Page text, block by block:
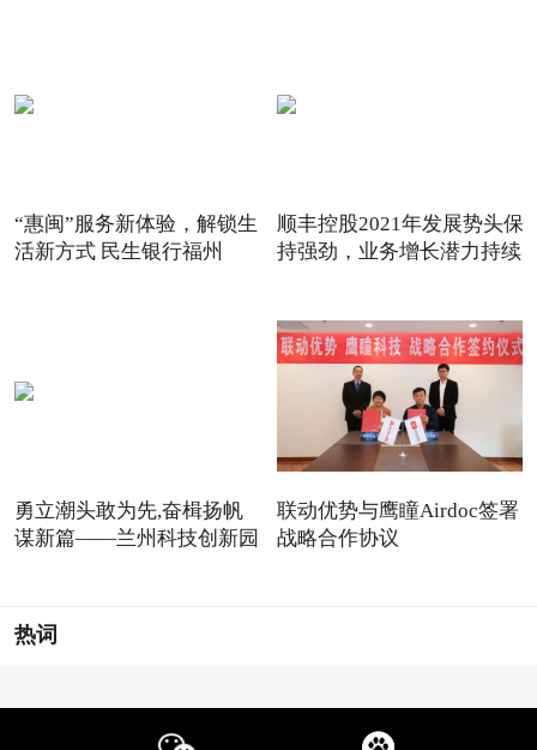
“惠闽”服务新体验，解锁生
活新方式 民生银行福州
顺丰控股2021年发展势头保
持强劲，业务增长潜力持续
勇立潮头敢为先,奋楫扬帆
谋新篇——兰州科技创新园
联动优势与鹰瞳Airdoc签署
战略合作协议
热词